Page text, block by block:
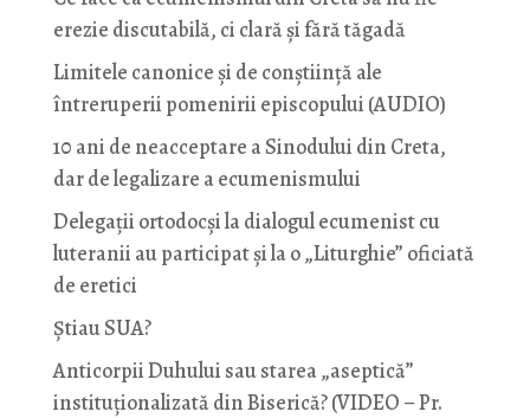
erezie discutabilă, ci clară și fără tăgadă
Limitele canonice și de conștiință ale
întreruperii pomenirii episcopului (AUDIO)
10 ani de neacceptare a Sinodului din Creta,
dar de legalizare a ecumenismului
Delegații ortodocși la dialogul ecumenist cu
luteranii au participat și la o „Liturghie” oficiată
de eretici
Știau SUA?
Anticorpii Duhului sau starea „aseptică”
instituționalizată din Biserică? (VIDEO – Pr.